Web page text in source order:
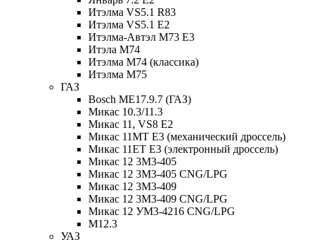
Итэлма VS5.1 R83
Итэлма VS5.1 E2
Итэлма-Автэл М73 Е3
Итэла М74
Итэлма М74 (классика)
Итэлма М75
ГАЗ
Bosch ME17.9.7 (ГАЗ)
Микас 10.3/11.3
Микас 11, VS8 E2
Микас 11MT E3 (механический дроссель)
Микас 11ET E3 (электронный дроссель)
Микас 12 3M3-405
Микас 12 3M3-405 CNG/LPG
Микас 12 3M3-409
Микас 12 3M3-409 CNG/LPG
Микас 12 УМ3-4216 CNG/LPG
M12.3
УАЗ